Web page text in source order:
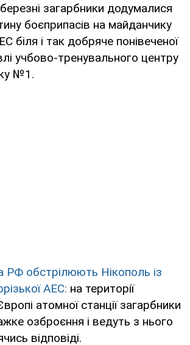
загарбники додумалися
боєприпасів на майданчику
біля і так добряче понівеченої
учбово-тренувального центру
№1.
РФ обстрілюють Нікополь із
АЕС: на території
атомної станції загарбники
озброєння і ведуть з нього
відповіді.